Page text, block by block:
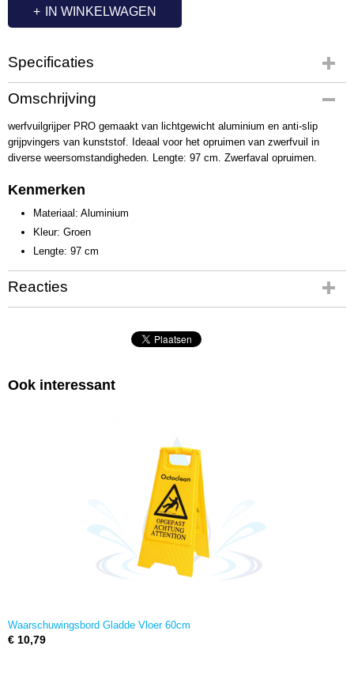
IN WINKELWAGEN
Specificaties
Productcode
QL1030-1
Omschrijving
werfvuilgrijper PRO gemaakt van lichtgewicht aluminium en anti-slip
grijpvingers van kunststof. Ideaal voor het opruimen van zwerfvuil in
diverse weersomstandigheden. Lengte: 97 cm. Zwerfaval opruimen.
Kenmerken
Materiaal: Aluminium
Kleur: Groen
Lengte: 97 cm
Reacties
Ook interessant
Waarschuwingsbord Gladde Vloer 60cm
€ 10,79